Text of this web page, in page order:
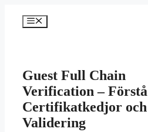
innehåll
Meny
Guest Full Chain
Verification – Förstå
Certifikatkedjor och
Validering